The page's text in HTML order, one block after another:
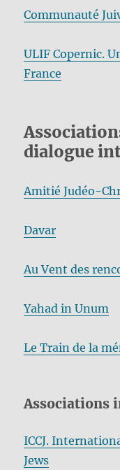
Communauté
ULIF Copernic.
France
dialogue
Amitié Judéo-
Davar
Au Vent des
Yahad in Unum
Le Train de la
Associations
ICCJ.
Jews